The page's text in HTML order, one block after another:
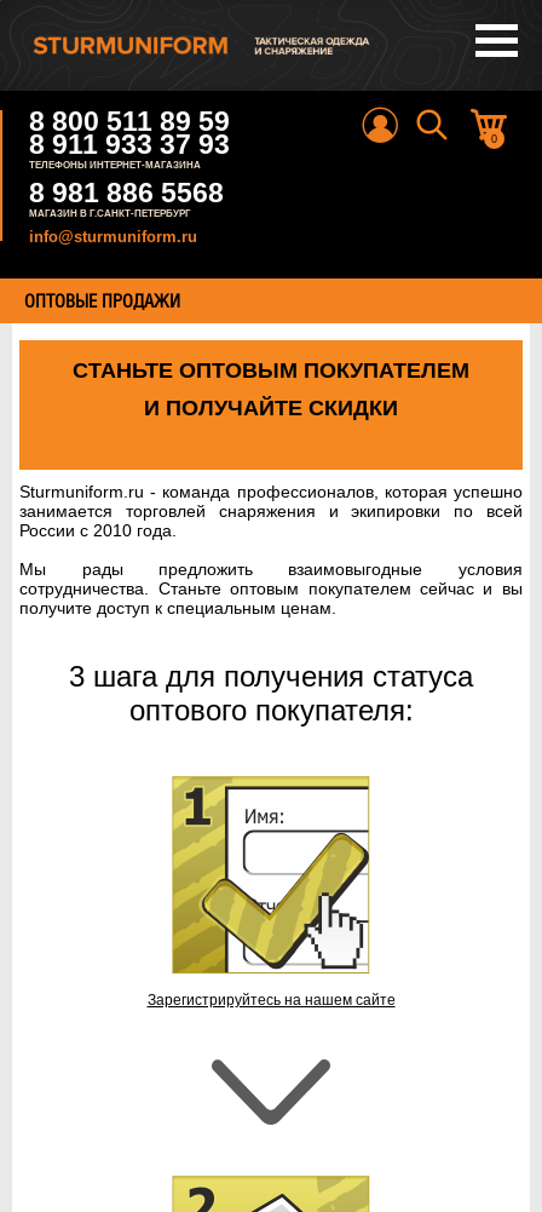
0
8 800 511 89 59
8 911 933 37 93
ТЕЛЕФОНЫ ИНТЕРНЕТ-МАГАЗИНА
8 981 886 5568
МАГАЗИН В Г.САНКТ-ПЕТЕРБУРГ
info@sturmuniform.ru
ОПТОВЫЕ ПРОДАЖИ
СТАНЬТЕ ОПТОВЫМ ПОКУПАТЕЛЕМ
И ПОЛУЧАЙТЕ СКИДКИ
Sturmuniform.ru - команда профессионалов, которая успешно
занимается торговлей снаряжения и экипировки по всей
России c 2010 года.
Мы рады предложить взаимовыгодные условия
сотрудничества. Станьте оптовым покупателем сейчас и вы
получите доступ к специальным ценам.
3 шага для получения статуса
оптового покупателя:
Зарегистрируйтесь на нашем сайте